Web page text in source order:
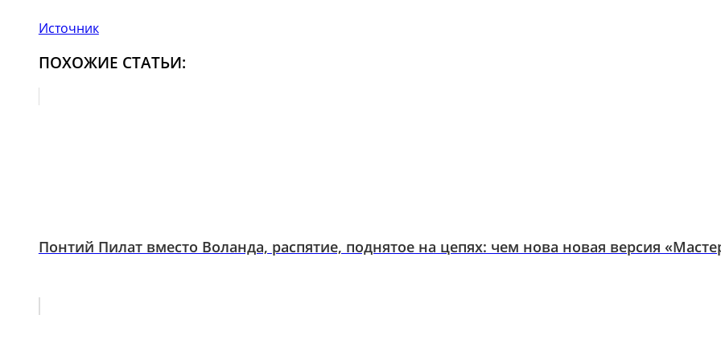
Источник
ПОХОЖИЕ СТАТЬИ:
Понтий Пилат вместо Воланда, распятие, поднятое на цепях: чем нова новая версия